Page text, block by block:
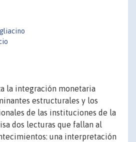
la integración monetaria
estructurales y los
de las instituciones de la
dos lecturas que fallan al
una interpretación